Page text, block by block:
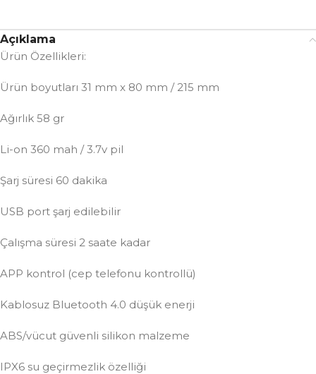
Açıklama
Ürün Özellikleri:
Ürün boyutları 31 mm x 80 mm / 215 mm
Ağırlık 58 gr
Li-on 360 mah / 3.7v pil
Şarj süresi 60 dakika
USB port şarj edilebilir
Çalışma süresi 2 saate kadar
APP kontrol (cep telefonu kontrollü)
Kablosuz Bluetooth 4.0 düşük enerji
ABS/vücut güvenli silikon malzeme
IPX6 su geçirmezlik özelliği